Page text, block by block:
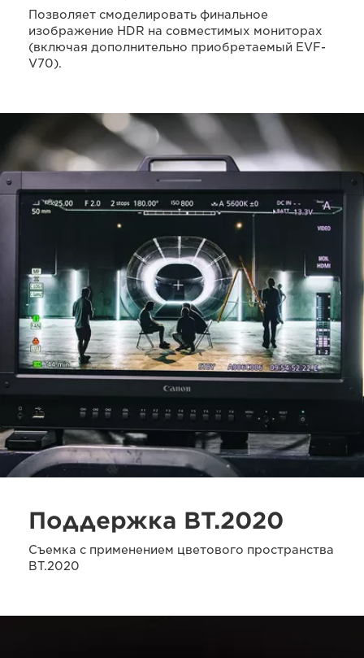
Позволяет смоделировать финальное
изображение HDR на совместимых мониторах
(включая дополнительно приобретаемый EVF-
V70).
Поддержка BT.2020
Съемка с применением цветового пространства
BT.2020